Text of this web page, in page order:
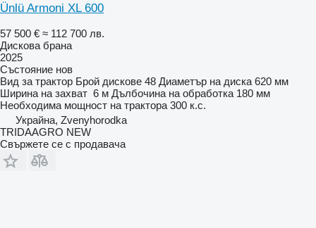
Ünlü Armoni XL 600
57 500 € ≈ 112 700 лв.
Дискова брана
2025
Състояние нов
Вид за трактор Брой дискове 48 Диаметър на диска 620 мм
Ширина на захват 6 м Дълбочина на обработка 180 мм
Необходима мощност на трактора 300 к.с.
Украйна, Zvenyhorodka
TRIDAAGRO NEW
Свържете се с продавача